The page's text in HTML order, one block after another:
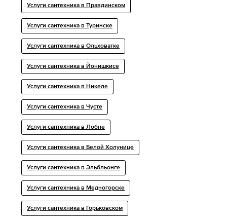
Услуги сантехника в Правдинском
Услуги сантехника в Туринске
Услуги сантехника в Ольховатке
Услуги сантехника в Йонишкисе
Услуги сантехника в Никеле
Услуги сантехника в Чусте
Услуги сантехника в Лобне
Услуги сантехника в Белой Холунице
Услуги сантехника в Эльбльонге
Услуги сантехника в Медногорске
Услуги сантехника в Горьковском